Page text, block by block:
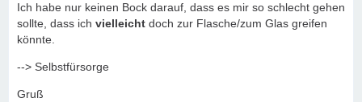
Ich habe nur keinen Bock darauf, dass es mir so schlecht gehen
sollte, dass ich vielleicht doch zur Flasche/zum Glas greifen
könnte.
--> Selbstfürsorge
Gruß